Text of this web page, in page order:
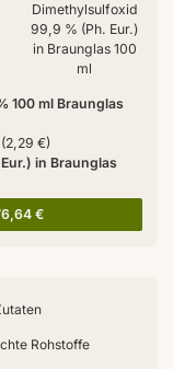
Dimethylsulfoxid
99,9 % (Ph. Eur.)
in Braunglas 100
ml
100 ml Braunglas
(2,29 €)
in Braunglas
€
Rohstoffe